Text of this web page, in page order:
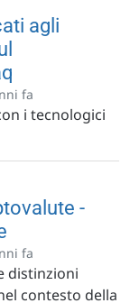
agli
fa
i tecnologici
-
fa
distinzioni
contesto della